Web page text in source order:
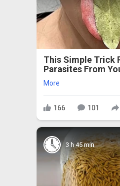
This Simple Trick
Parasites From
More
166 101
3 h 45 min